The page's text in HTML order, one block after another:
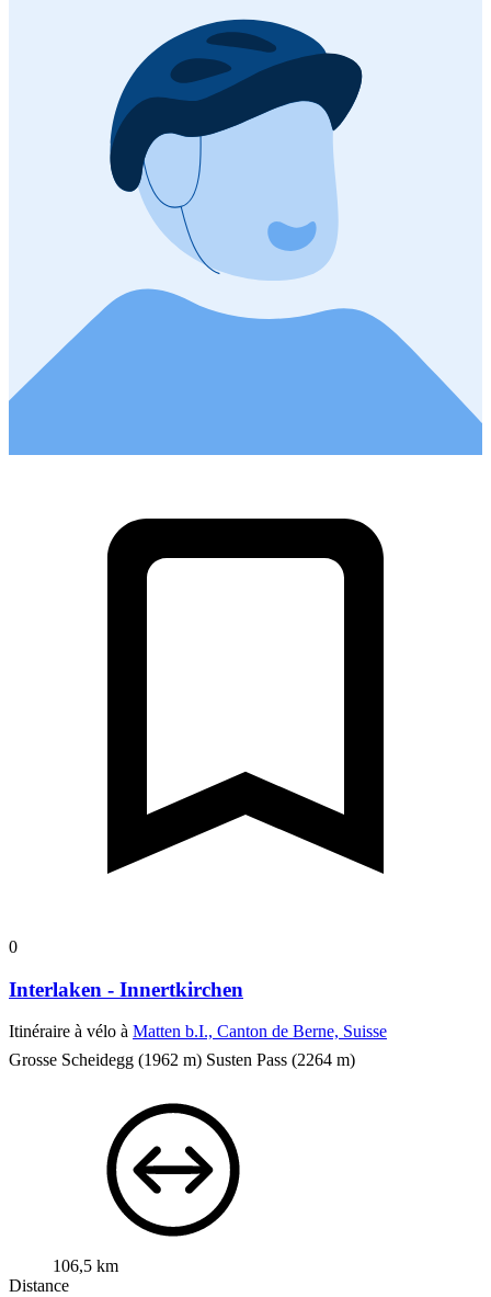
0
Interlaken - Innertkirchen
Itinéraire à vélo à Matten b.I., Canton de Berne, Suisse
Grosse Scheidegg (1962 m) Susten Pass (2264 m)
106,5 km
Distance